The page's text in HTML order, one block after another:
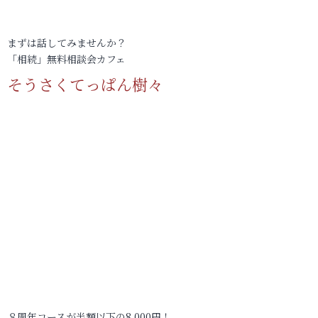
まずは話してみませんか？
「相続」無料相談会カフェ
そうさくてっぱん樹々